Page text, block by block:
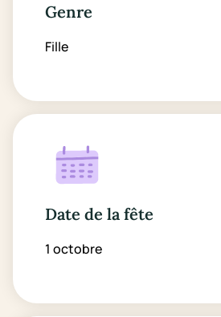
Genre
Fille
Date de la fête
1 octobre